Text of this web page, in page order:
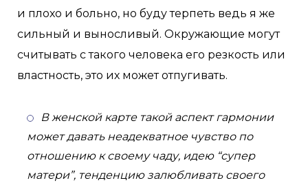
и плохо и больно, но буду терпеть ведь я же
сильный и выносливый. Окружающие могут
считывать с такого человека его резкость или
властность, это их может отпугивать.
В женской карте такой аспект гармонии
может давать неадекватное чувство по
отношению к своему чаду, идею “супер
матери”, тенденцию залюбливать своего